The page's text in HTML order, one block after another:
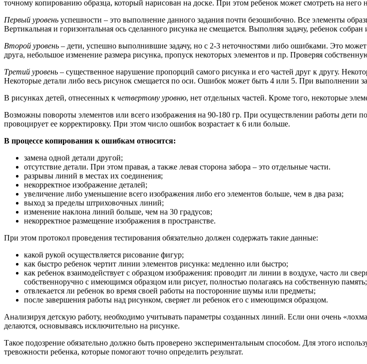
точному копированию образца, который нарисован на доске. При этом ребенок может смотреть на
Первый уровень успешности – это выполнение данного задания почти безошибочно. Все элементы
Вертикальная и горизонтальная ось сделанного рисунка не смещается. Выполняя задачу, ребенок
Второй уровень – дети, успешно выполнившие задачу, но с 2-3 неточностями либо ошибками. Это
друга, небольшое изменение размера рисунка, пропуск некоторых элементов и пр. Проверяя
Третий уровень – существенное нарушение пропорций самого рисунка и его частей друг к другу.
Некоторые детали либо весь рисунок смещается по оси. Ошибок может быть 4 или 5. При выполнении
В рисунках детей, отнесенных к четвертому уровню, нет отдельных частей. Кроме того, некоторые
Возможны повороты элементов или всего изображения на 90-180 гр. При осуществлении работы дети
провоцирует ее корректировку. При этом число ошибок возрастает к 6 или больше.
В процессе копирования к ошибкам относится:
замена одной детали другой;
отсутствие детали. При этом правая, а также левая сторона забора – это отдельные части.
разрывы линий в местах их соединения;
некорректное изображение деталей;
увеличение либо уменьшение всего изображения либо его элементов больше, чем в два раза;
выход за пределы штриховочных линий;
изменение наклона линий больше, чем на 30 градусов;
некорректное размещение изображения в пространстве.
При этом протокол проведения тестирования обязательно должен содержать такие данные:
какой рукой осуществляется рисование фигур;
как быстро ребенок чертит линии элементов рисунка: медленно или быстро;
как ребенок взаимодействует с образцом изображения: проводит ли линии в воздухе, часто ли
собственноручно с имеющимся образцом или рисует, полностью полагаясь на собственную память;
отвлекается ли ребенок во время своей работы на посторонние шумы или предметы;
после завершения работы над рисунком, сверяет ли ребенок его с имеющимся образцом.
Анализируя детскую работу, необходимо учитывать параметры созданных линий. Если они очень
делаются, основываясь исключительно на рисунке.
Такое подозрение обязательно должно быть проверено экспериментальным способом. Для этого
тревожности ребенка, которые помогают точно определить результат.